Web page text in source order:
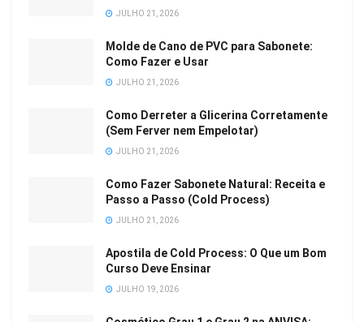
JULHO 21, 2026
Molde de Cano de PVC para Sabonete:
Como Fazer e Usar
JULHO 21, 2026
Como Derreter a Glicerina Corretamente
(Sem Ferver nem Empelotar)
JULHO 21, 2026
Como Fazer Sabonete Natural: Receita e
Passo a Passo (Cold Process)
JULHO 21, 2026
Apostila de Cold Process: O Que um Bom
Curso Deve Ensinar
JULHO 19, 2026